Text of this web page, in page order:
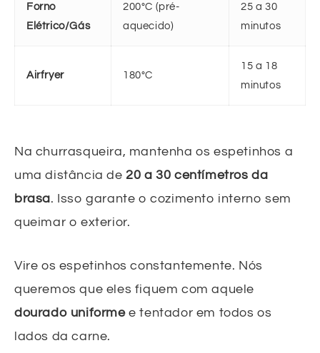
Forno
Elétrico/Gás
200°C (pré-
aquecido)
25 a 30
minutos
Airfryer 180°C
15 a 18
minutos
Na churrasqueira, mantenha os espetinhos a
uma distância de 20 a 30 centímetros da
brasa. Isso garante o cozimento interno sem
queimar o exterior.
Vire os espetinhos constantemente. Nós
queremos que eles fiquem com aquele
dourado uniformee tentador em todos os
lados da carne.